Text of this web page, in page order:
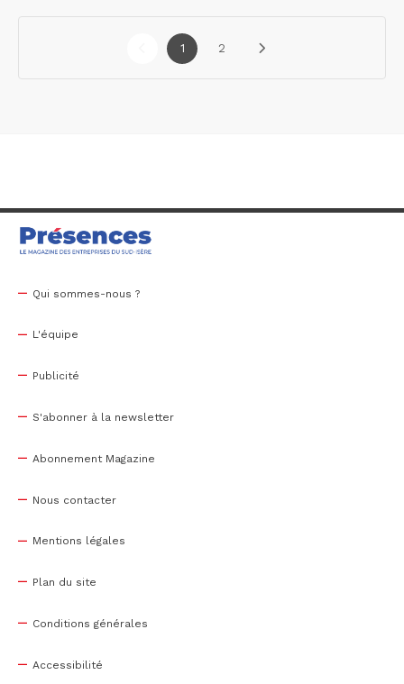
1 2
Qui sommes-nous ?
L'équipe
Publicité
S'abonner à la newsletter
Abonnement Magazine
Nous contacter
Mentions légales
Plan du site
Conditions générales
Accessibilité